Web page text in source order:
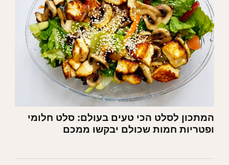
המתכון לסלט הכי טעים בעולם: סלט חלומי
ופטריות חמות שכולם יבקשו ממכם